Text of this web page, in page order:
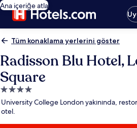
Ana içeriğe atla
Tüm konaklama yerlerini göster
Radisson Blu Hotel,
Square
4.0
yıldızlı
konaklama
yeri
University College London yakınında,
otel.